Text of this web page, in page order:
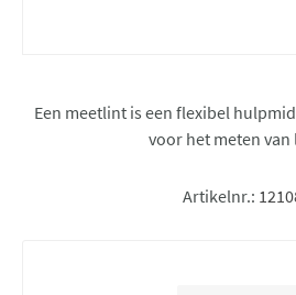
Een meetlint is een flexibel
voor het meten van
Artikelnr.: